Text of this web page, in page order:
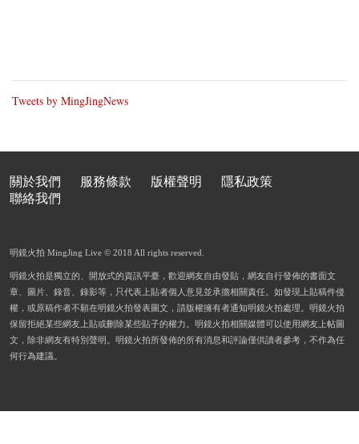
Tweets by MingJingNews
關於我們 服務條款 版權聲明
隱私政策
聯絡我們
明鏡火拍 MingJing Live © 2018 All rights reserved.
明鏡火拍是獨立的、開放式的資訊平臺，歡迎網友自由發貼，網友自行發佈的書面文
章、圖片、錄音、錄影等，只代表上貼者個人意見並承擔相關責任。如發現上貼稿件侵
權，或原稿作者不願在明鏡火拍發表圖文，請版權擁有者通知明鏡火拍處理。明鏡火拍
保留拒絕某些網友上貼或刪除某些貼子的權力。明鏡火拍相關媒體可以使用網友上帖圖
文，除非網友有特別聲明。明鏡火拍所發佈的所有消息和評論僅供讀者參考，不作為任
何行為建議。